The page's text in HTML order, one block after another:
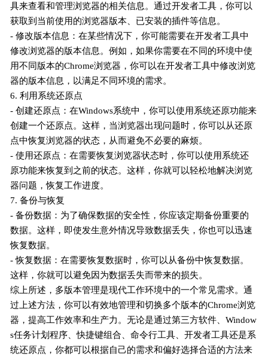
具来查看和管理浏览器的相关信息。通过开发者工具，你可以
获取到当前使用的浏览器版本、已安装的插件等信息。
- 修改版本信息：在某些情况下，你可能需要在开发者工具中
修改浏览器的版本信息。例如，如果你需要在不同的环境中使
用不同版本的Chrome浏览器，你可以在开发者工具中修改浏览
器的版本信息，以满足不同环境的需求。
6. 利用系统还原点
- 创建还原点：在Windows系统中，你可以使用系统还原功能来
创建一个还原点。这样，当浏览器出现问题时，你可以从还原
点中恢复浏览器的状态，从而避免不必要的麻烦。
- 使用还原点：在需要恢复浏览器状态时，你可以使用系统还
原功能来恢复到之前的状态。这样，你就可以轻松地解决浏览
器问题，恢复工作进度。
7. 备份与恢复
- 备份数据：为了确保数据的安全性，你应该定期备份重要的
数据。这样，即使发生意外情况导致数据丢失，你也可以迅速
恢复数据。
- 恢复数据：在需要恢复数据时，你可以从备份中恢复数据。
这样，你就可以避免因为数据丢失而带来的损失。
综上所述，多版本管理是现代工作环境中的一个常见需求。通
过上述方法，你可以有效地管理和切换多个版本的Chrome浏览
器，提高工作效率和生产力。无论是通过第三方软件、Window
s任务计划程序、快捷键组合、命令行工具、开发者工具还是系
统还原点，你都可以根据自己的需求和偏好选择合适的方法来